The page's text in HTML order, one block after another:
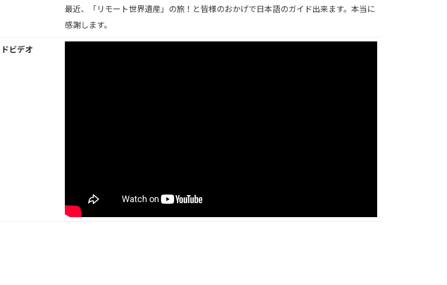
最近、「リモート世界遺産」の旅！と皆様のおかげで日本語のガイド出来ます。本当に
感謝します。
ビデオ